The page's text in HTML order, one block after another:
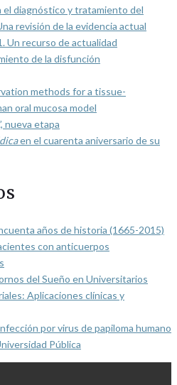
el diagnóstico y tratamiento del
revisión de la evidencia actual
Un recurso de actualidad
de la disfunción
methods for a tissue-
oral mucosa model
nueva etapa
en el cuarenta aniversario de su
años de historia (1665-2015)
con anticuerpos
del Sueño en Universitarios
Aplicaciones clínicas y
por virus de papiloma humano
Pública